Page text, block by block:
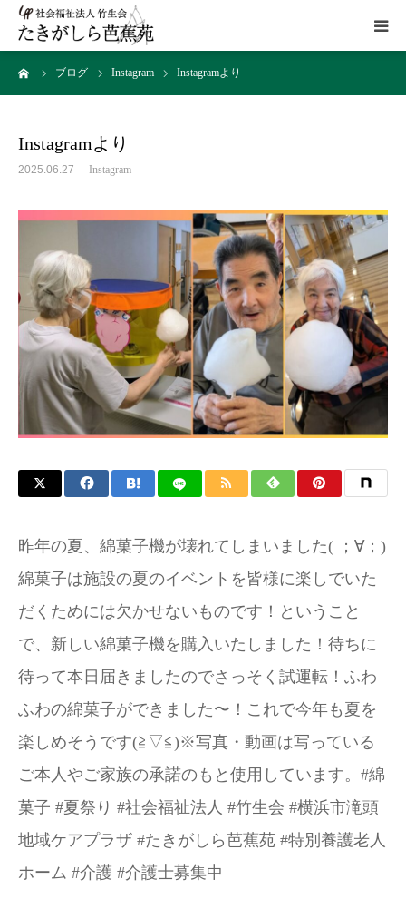
ブログ Instagram Instagramより
Instagramより
2025.06.27 Instagram
昨年の夏、綿菓子機が壊れてしまいました(⁠ ⁠；⁠∀⁠；⁠)
綿菓子は施設の夏のイベントを皆様に楽しでいた
だくためには欠かせないものです！ということ
で、新しい綿菓子機を購入いたしました！待ちに
待って本日届きましたのでさっそく試運転！ふわ
ふわの綿菓子ができました〜！これで今年も夏を
楽しめそうです(⁠≧⁠▽⁠≦⁠)※写真・動画は写っている
ご本人やご家族の承諾のもと使用しています。#綿
菓子 #夏祭り #社会福祉法人 #竹生会 #横浜市滝頭
地域ケアプラザ #たきがしら芭蕉苑 #特別養護老人
ホーム #介護 #介護士募集中
HOME
施設概要
こだわり
ギャラリー
アクセス
お問い合わせ